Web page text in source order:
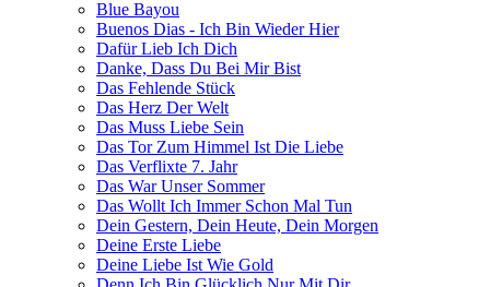
Blue Bayou
Buenos Dias - Ich Bin Wieder Hier
Dafür Lieb Ich Dich
Danke, Dass Du Bei Mir Bist
Das Fehlende Stück
Das Herz Der Welt
Das Muss Liebe Sein
Das Tor Zum Himmel Ist Die Liebe
Das Verflixte 7. Jahr
Das War Unser Sommer
Das Wollt Ich Immer Schon Mal Tun
Dein Gestern, Dein Heute, Dein Morgen
Deine Erste Liebe
Deine Liebe Ist Wie Gold